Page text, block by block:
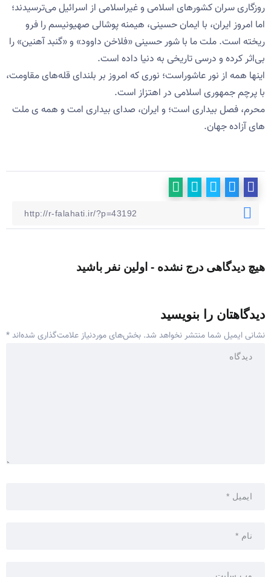
روزگاری سران کشورهای اسلامی و غیراسلامی از اسرائیل می‌ترسیدند؛
اما امروز ایران، با ایمان حسینی، هیمنه پوشالی صهیونیسم را فرو
ریخته است. ملت ما با شور حسینی «فلاخن داوود» و «گنبد آهنین» را
بی‌اثر کرده و درسی تاریخی به دنیا داده است.
اینها همه از نور عاشوراست؛ نوری که امروز بر بلندای قله‌های مقاومت،
با پرچم جمهوری اسلامی در اهتزاز است.
محرم، فصل بیداری است؛ و ایران، صدای بیداری امت و همه ی ملت
های آزاده جهان.
هیچ دیدگاهی درج نشده - اولین نفر باشید
دیدگاهتان را بنویسید
نشانی ایمیل شما منتشر نخواهد شد. بخش‌های موردنیاز علامت‌گذاری شده‌اند*